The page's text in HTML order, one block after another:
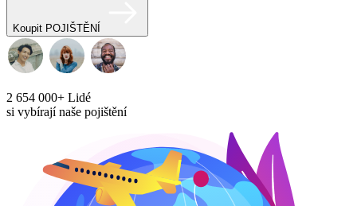
Koupit POJIŠTĚNÍ
2 654 000+ Lidé
si vybírají naše pojištění